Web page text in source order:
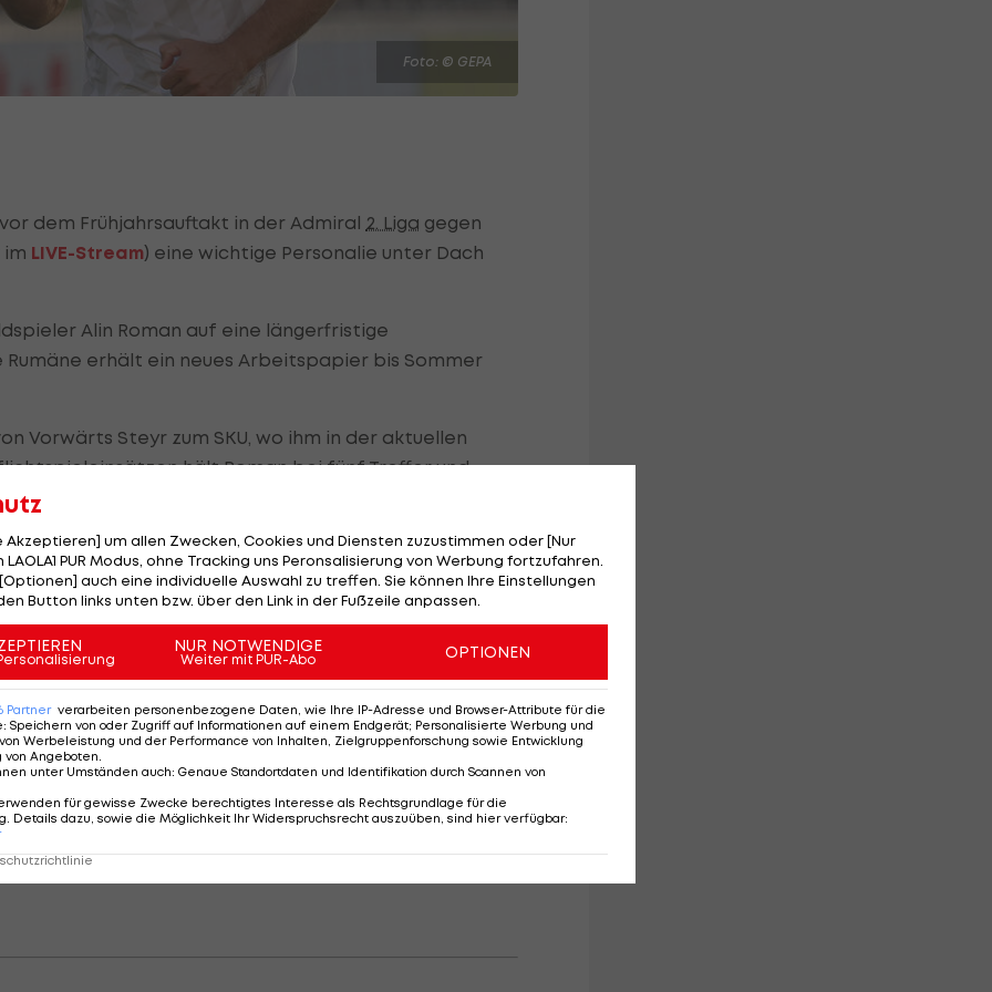
Foto: © GEPA
dem Frühjahrsauftakt in der Admiral 2. Liga gegen
im LIVE-Stream) eine wichtige Personalie unter Dach
Alin Roman auf eine längerfristige
erhält ein neues Arbeitspapier bis Sommer
Vorwärts Steyr zum SKU, wo ihm in der aktuellen
hält Roman bei fünf Treffer und
der Rumäne in 24 Bewerbsspielen nur fünf Tore und
Spielzeit hat Roman Platz eins in der
✔️
- Alin Roman und SKU
längerfristige
#ligazwa
Akzeptieren] um allen Zwecken, Cookies und Diensten zuzustimmen oder [Nur
PUR Modus, ohne Tracking uns Peronsalisierung von Werbung fortzufahren.
auch eine individuelle Auswahl zu treffen. Sie können Ihre Einstellungen
Button links unten bzw. über den Link in der Fußzeile anpassen.
NUR NOTWENDIGE
Weiter mit PUR-Abo OPTIONEN
Partner verarbeiten personenbezogene Daten, wie Ihre IP-Adresse und Browser-Attribute für die
: Speichern von oder Zugriff auf Informationen auf einem Endgerät; Personalisierte Werbung und
Werbeleistung und der Performance von Inhalten, Zielgruppenforschung sowie Entwicklung
von Angeboten.
unter Umständen auch: Genaue Standortdaten und Identifikation durch Scannen von
für gewisse Zwecke berechtigtes Interesse als Rechtsgrundlage für die
Details dazu, sowie die Möglichkeit Ihr Widerspruchsrecht auszuüben, sind hier verfügbar: